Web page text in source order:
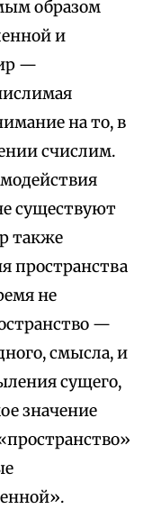
образом
и
—
на то, в
счислим.
существуют
также
пространства
не
—
смысла, и
сущего,
значение